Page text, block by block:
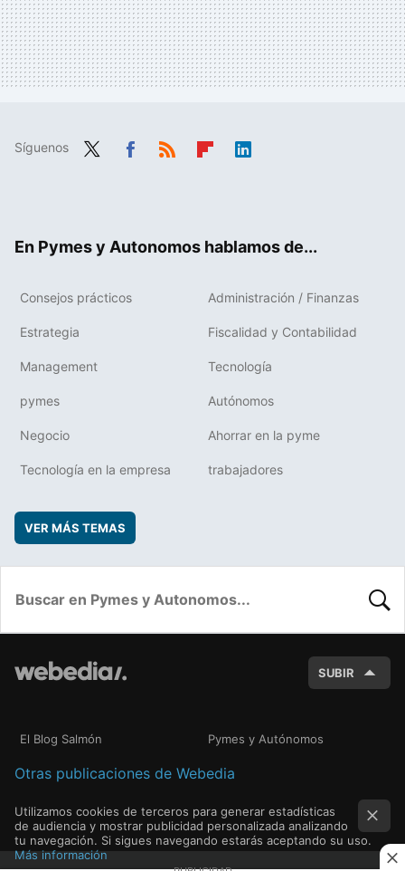
Síguenos
En Pymes y Autonomos hablamos de...
Consejos prácticos Administración / Finanzas
Estrategia Fiscalidad y Contabilidad
Management Tecnología
pymes Autónomos
Negocio Ahorrar en la pyme
Tecnología en la empresa trabajadores
VER MÁS TEMAS
SUBIR
El Blog Salmón Pymes y Autónomos
Otras publicaciones de Webedia
Utilizamos cookies de terceros para generar estadísticas
de audiencia y mostrar publicidad personalizada analizando
tu navegación. Si sigues navegando estarás aceptando su uso.
Más información